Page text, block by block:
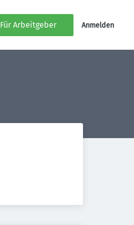
Für Arbeitgeber Anmelden